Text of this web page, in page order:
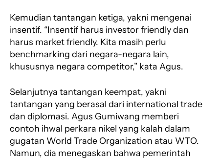
Kemudian tantangan ketiga, yakni mengenai
insentif. “Insentif harus investor friendly dan
harus market friendly. Kita masih perlu
benchmarking dari negara-negara lain,
khususnya negara competitor,” kata Agus.
Selanjutnya tantangan keempat, yakni
tantangan yang berasal dari international trade
dan diplomasi. Agus Gumiwang memberi
contoh ihwal perkara nikel yang kalah dalam
gugatan World Trade Organization atau WTO.
Namun, dia menegaskan bahwa pemerintah